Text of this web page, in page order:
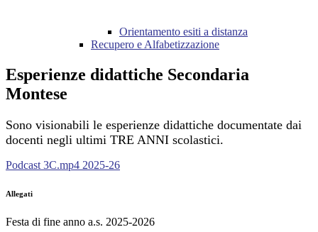
Orientamento esiti a distanza
Recupero e Alfabetizzazione
Esperienze didattiche Secondaria
Montese
Sono visionabili le esperienze didattiche documentate dai
docenti negli ultimi TRE ANNI scolastici.
Podcast 3C.mp4 2025-26
Allegati
Festa di fine anno a.s. 2025-2026